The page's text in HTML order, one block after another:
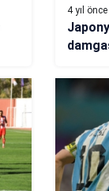
4 yıl önce